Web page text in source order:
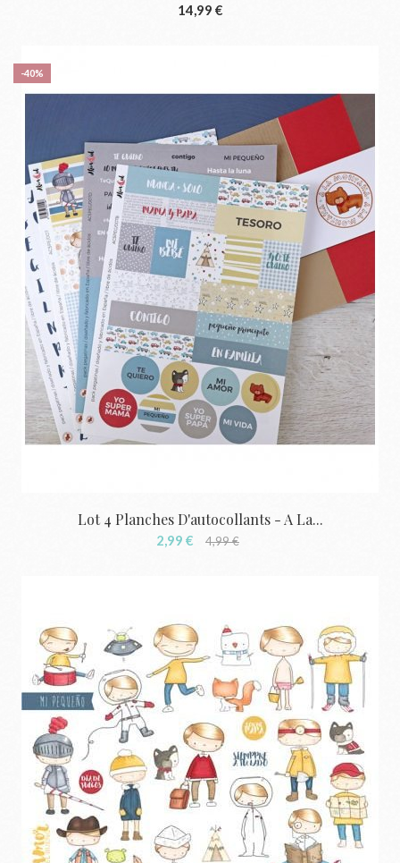
14,99 €
Lot 4 Planches D'autocollants - A La...
2,99 € 4,99 €
-40%